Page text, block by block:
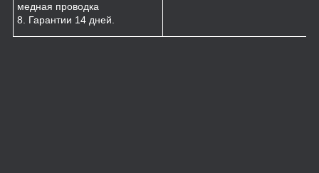
медная проводка
8. Гарантии 14 дней.